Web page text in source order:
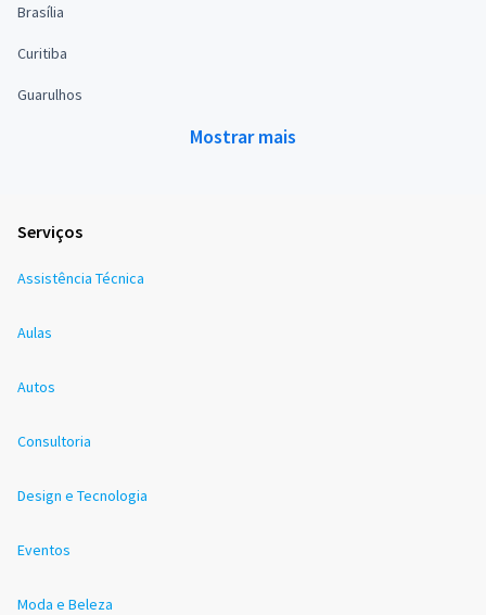
Brasília
Curitiba
Guarulhos
Mostrar mais
Serviços
Assistência Técnica
Aulas
Autos
Consultoria
Design e Tecnologia
Eventos
Moda e Beleza